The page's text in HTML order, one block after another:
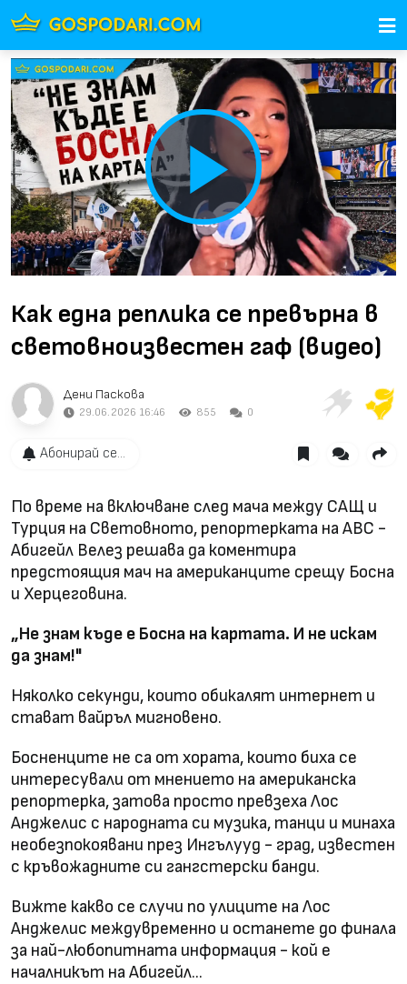
Play
Video
Как една реплика се превърна в
световноизвестен гаф (видео)
Дени Паскова
29.06.2026 16:46 855 0
Абонирай се...
По време на включване след мача между САЩ и
Турция на Световното, репортерката на ABC -
Абигейл Велез решава да коментира
предстоящия мач на американците срещу Босна
и Херцеговина.
„Не знам къде е Босна на картата. И не искам
да знам!"
Няколко секунди, които обикалят интернет и
стават вайръл мигновено.
Босненците не са от хората, които биха се
интересували от мнението на американска
репортерка, затова просто превзеха Лос
Анджелис с народната си музика, танци и минаха
необезпокоявани през Ингълууд - град, известен
с кръвожадните си гангстерски банди.
Вижте какво се случи по улиците на Лос
Анджелис междувременно и останете до финала
за най-любопитната информация - кой е
началникът на Абигейл...